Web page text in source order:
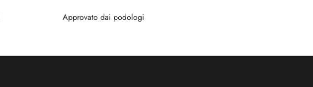
Approvato dai podologi